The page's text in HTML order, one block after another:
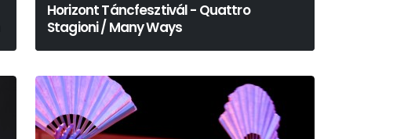
Horizont Táncfesztivál - Quattro
Stagioni / Many Ways